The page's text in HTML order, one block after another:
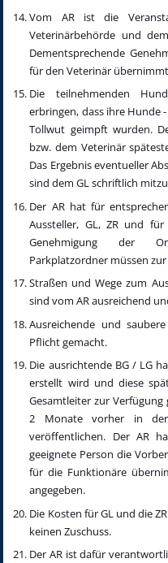
Vom AR ist die
Veterinärbehörde und
Dementsprechende
für den Veterinär übernimmt
Die teilnehmenden
erbringen, dass ihre Hunde
Tollwut geimpft wurden.
bzw. dem Veterinär
Das Ergebnis eventueller
sind dem GL schriftlich
Der AR hat für
Aussteller, GL, ZR und
Genehmigung der
Parkplatzordner müssen
Straßen und Wege zum
sind vom AR ausreichend
Ausreichende und
Pflicht gemacht.
Die ausrichtende BG / LG
erstellt wird und diese
Gesamtleiter zur
2 Monate vorher in der
veröffentlichen. Der AR
geeignete Person die
für die Funktionäre
angegeben.
Die Kosten für GL und die
keinen Zuschuss.
Der AR ist dafür